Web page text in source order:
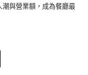
與營業額，成為餐廳最